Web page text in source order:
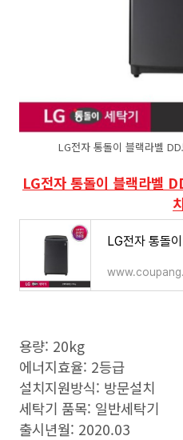
LG전자 통돌이 블랙라벨
LG전자 통돌이 블랙라벨
용량: 20kg
에너지효율: 2등급
설치지원방식: 방문설치
세탁기 품목: 일반세탁기
출시년월: 2020.03